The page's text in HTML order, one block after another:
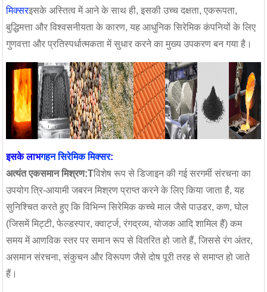
मिक्सरइसके अस्तित्व में आने के साथ ही, इसकी उच्च दक्षता, एकरूपता,
बुद्धिमत्ता और विश्वसनीयता के कारण, यह आधुनिक सिरेमिक कंपनियों के लिए
गुणवत्ता और प्रतिस्पर्धात्मकता में सुधार करने का मुख्य उपकरण बन गया है।
इसके लाभगहन सिरेमिक मिक्सर:
अत्यंत एकसमान मिश्रण:Tविशेष रूप से डिजाइन की गई सरगर्मी संरचना का
उपयोग त्रि-आयामी जबरन मिश्रण प्राप्त करने के लिए किया जाता है, यह
सुनिश्चित करते हुए कि विभिन्न सिरेमिक कच्चे माल जैसे पाउडर, कण, घोल
(जिसमें मिट्टी, फेल्डस्पार, क्वार्ट्ज, रंगद्रव्य, योजक आदि शामिल हैं) कम
समय में आणविक स्तर पर समान रूप से वितरित हो जाते हैं, जिससे रंग अंतर,
असमान संरचना, संकुचन और विरूपण जैसे दोष पूरी तरह से समाप्त हो जाते
हैं।